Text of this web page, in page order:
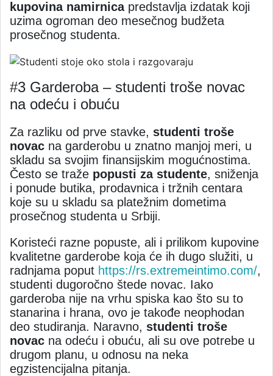
kupovina namirnicapredstavlja izdatak koji
uzima ogroman deo mesečnog budžeta
prosečnog studenta.
#3 Garderoba – studenti troše novac
na odeću i obuću
Za razliku od prve stavke, studenti troše
novac na garderobu u znatno manjoj meri, u
skladu sa svojim finansijskim mogućnostima.
Često se traže popusti za studente, sniženja
i ponude butika, prodavnica i tržnih centara
koje su u skladu sa platežnim dometima
prosečnog studenta u Srbiji.
Koristeći razne popuste, ali i prilikom kupovine
kvalitetne garderobe koja će ih dugo služiti, u
radnjama poput https://rs.extremeintimo.com/,
studenti dugoročno štede novac. Iako
garderoba nije na vrhu spiska kao što su to
stanarina i hrana, ovo je takođe neophodan
deo studiranja. Naravno, studenti troše
novac na odeću i obuću, ali su ove potrebe u
drugom planu, u odnosu na neka
egzistencijalna pitanja.